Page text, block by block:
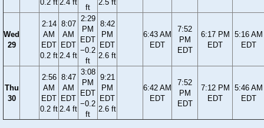
0.2 ft 2.4 ft
ft
2.5 ft
Wed
29
2:14
AM
EDT
0.2 ft
8:07
AM
EDT
2.4 ft
2:29
PM
EDT
−0.2
ft
8:42
PM
EDT
2.6 ft
6:43 AM
EDT
7:52
PM
EDT
6:17 PM
EDT
5:16 AM
EDT
Thu
30
2:56
AM
EDT
0.2 ft
8:47
AM
EDT
2.4 ft
3:08
PM
EDT
−0.2
ft
9:21
PM
EDT
2.6 ft
6:42 AM
EDT
7:52
PM
EDT
7:12 PM
EDT
5:46 AM
EDT